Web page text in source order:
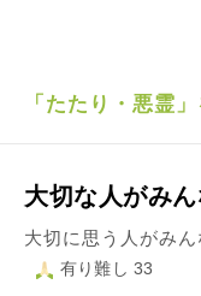
「たたり・悪霊
大切な人がみ
有り難し 33